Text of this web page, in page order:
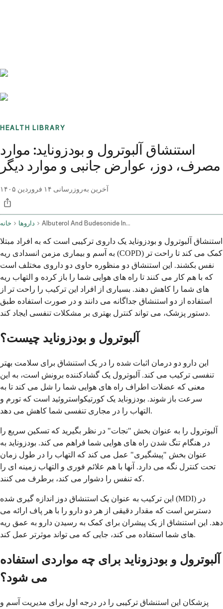
HEALTH LIBRARY
استنشاق آلبوترول و بودزوناید: موارد
مصرف، دوز، عوارض جانبی و موارد دیگر
آخرین به‌روزرسانی ۱۴ فروردین ۱۴۰۵
خانه داروها Albuterol And Budesonide Inhalation Route
استنشاق آلبوترول و بودزوناید یک داروی ترکیبی است که به افراد مبتلا
به آسم و بیماری مزمن انسدادی ریه (COPD) کمک می کند تا راحت تر
نفس بکشند. این استنشاق دو منظوره حاوی دو داروی مختلف است
که با هم کار می کنند تا راه های هوایی شما را باز کرده و التهاب ریه
های شما را کاهش دهند. بسیاری از افراد این ترکیب را راحت تر از
استفاده از دو استنشاق جداگانه می دانند و در صورت استفاده طبق
دستور پزشک، می تواند کنترل بهتری بر مشکلات تنفسی ایجاد کند.
آلبوترول و بودزوناید چیست؟
این دارو دو درمان اثبات شده را در یک استنشاق برای سلامت بهتر
تنفسی ترکیب می کند. آلبوترول یک گشادکننده برونش است، به این
معنی که عضلات اطراف راه های هوایی شما را شل می کند تا به
سرعت باز شوند. بودزوناید یک کورتیکواستروئید است که تورم و
التهاب را در مجاری تنفسی شما کاهش می دهد.
آلبوترول را به عنوان بخش "نجات" در نظر بگیرید که تسکین سریع را
در هنگام تنگ شدن راه های هوایی شما فراهم می کند. بودزوناید به
عنوان بخش "پیشگیری" عمل می کند که التهاب را در طول زمان
تحت کنترل نگه می دارد. آنها با هم علائم فوری و التهاب زمینه ای را
که تنفس را دشوار می کند، برطرف می کنند.
این ترکیب به عنوان یک استنشاق دوز اندازه گیری شده (MDI) در
دسترس است که مقدار دقیقی از هر دو دارو را با هر پاف ارائه می
دهد. این استنشاق از یک پیشران برای کمک به رسیدن دارو به عمق ریه
های شما استفاده می کند، جایی که می تواند موثرتر عمل کند.
آلبوترول و بودزوناید برای چه مواردی استفاده
می شود؟
پزشکان این استنشاق ترکیبی را در درجه اول برای مدیریت آسم و